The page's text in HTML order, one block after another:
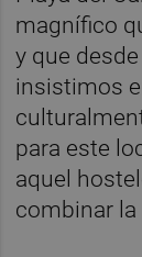
magnífico
y que
insistimos
para este
aquel
combinar